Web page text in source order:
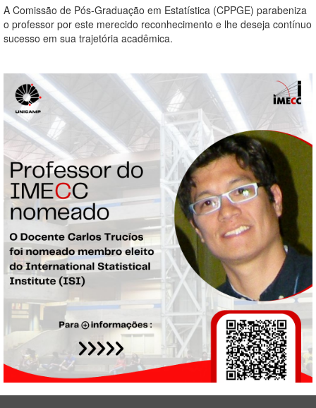
A Comissão de Pós-Graduação em Estatística (CPPGE) parabeniza
o professor por este merecido reconhecimento e lhe deseja contínuo
sucesso em sua trajetória acadêmica.